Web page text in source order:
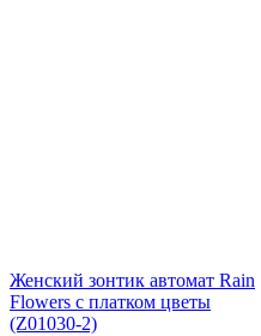
Женский зонтик автомат Rain
Flowers с платком цветы
(Z01030-2)